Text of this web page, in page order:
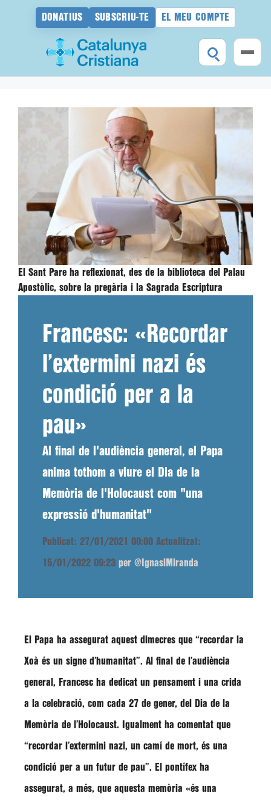
DONATIUS SUBSCRIU-TE EL MEU COMPTE
El Sant Pare ha reflexionat, des de la biblioteca del Palau
Apostòlic, sobre la pregària i la Sagrada Escriptura
Francesc: «Recordar
l’extermini nazi és
condició per a la
pau»
Al final de l'audiència general, el Papa
anima tothom a viure el Dia de la
Memòria de l'Holocaust com "una
expressió d'humanitat"
Publicat: 27/01/2021 00:00 Actualitzat:
15/01/2022 09:23 per @IgnasiMiranda
El Papa ha assegurat aquest dimecres que “recordar la
Xoà és un signe d’humanitat”. Al final de l’audiència
general, Francesc ha dedicat un pensament i una crida
a la celebració, com cada 27 de gener, del Dia de la
Memòria de l’Holocaust. Igualment ha comentat que
“recordar l’extermini nazi, un camí de mort, és una
condició per a un futur de pau”. El pontífex ha
assegurat, a més, que aquesta memòria «és una